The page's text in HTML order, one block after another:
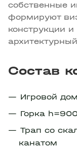
собственные
формируют
конструкции
Состав
Игровой
Горка
Трап со
канатом